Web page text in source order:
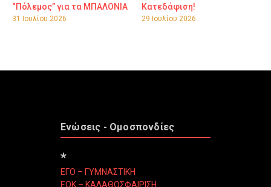
“Πόλεμος” για τα ΜΠΑΛΟΝΙΑ
31 Ιουλίου 2026
Κατεδάφιση!
29 Ιουλίου 2026
Ενώσεις - Ομοσπονδίες
*
ΕΓΟ – ΓΥΜΝΑΣΤΙΚΗ
ΕΟΚ – ΚΑΛΑΘΟΣΦΑΙΡΙΣΗ